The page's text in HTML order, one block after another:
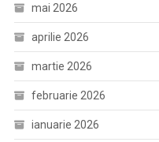
mai 2026
aprilie 2026
martie 2026
februarie 2026
ianuarie 2026